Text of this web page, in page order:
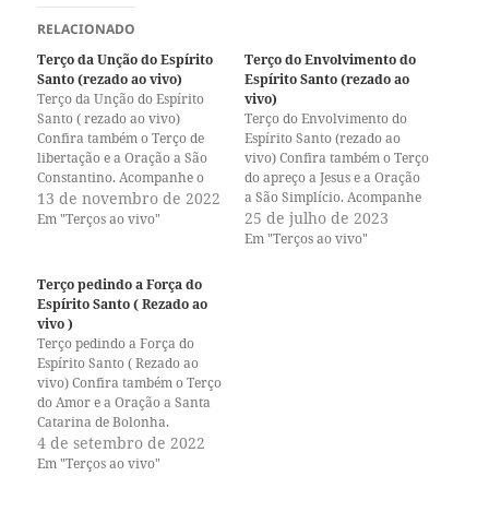
u
e
p
a
r
a
c
o
m
p
a
r
t
i
l
h
o
T
w
t
t
e
r
(
a
b
r
e
e
u
e
p
a
r
a
c
o
m
p
a
r
t
i
l
h
o
F
a
e
b
o
o
k
(
a
b
r
e
RELACIONADO
Terço da Unção do Espírito
Santo (rezado ao vivo)
Terço da Unção do Espírito
Santo ( rezado ao vivo)
Confira também o Terço de
libertação e a Oração a São
Constantino. Acompanhe o
nosso canal no Youtube e o
nosso perfil no Instagram. A
13 de novembro de 2022
Em "Terços ao vivo"
Terço do Envolvimento do
Espírito Santo (rezado ao
vivo)
Terço do Envolvimento do
Espírito Santo (rezado ao
vivo) Confira também o Terço
do apreço a Jesus e a Oração
a São Simplício. Acompanhe
o nosso canal no Youtube e o
nosso perfil no Instagram. A
25 de julho de 2023
Em "Terços ao vivo"
Terço pedindo a Força do
Espírito Santo ( Rezado ao
vivo )
Terço pedindo a Força do
Espírito Santo ( Rezado ao
vivo) Confira também o Terço
do Amor e a Oração a Santa
Catarina de Bolonha.
Acompanhe o nosso canal
no Youtube e o nosso perfil
4 de setembro de 2022
Em "Terços ao vivo"